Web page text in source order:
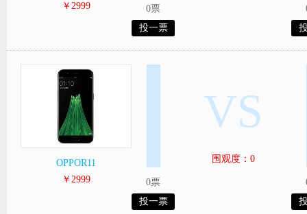
￥2999
0票
投一票
OPPOR11
￥2999
0票
投一票
VS
围观度：0